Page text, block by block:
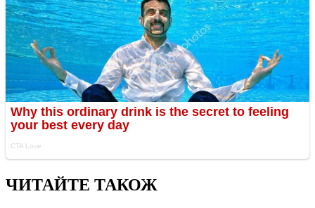
ЧИТАЙТЕ ТАКОЖ